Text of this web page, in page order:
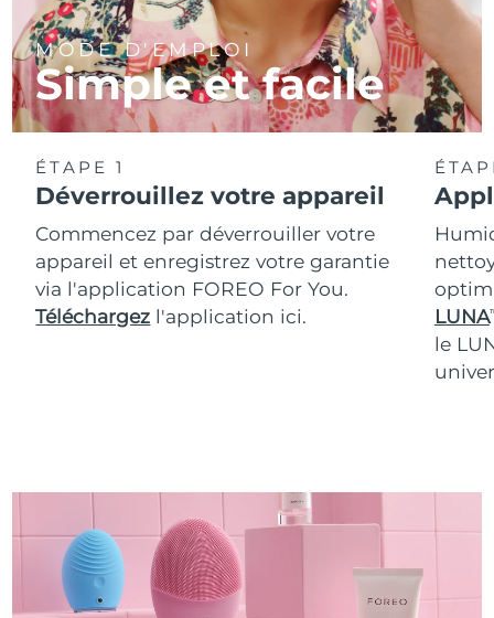
MODE D'EMPLOI
Simple et facile
ÉTAPE 1
Déverrouillez votre appareil
Commencez par déverrouiller votre
appareil et enregistrez votre garantie
via l'application FOREO For You.
Téléchargez l'application ici.
LUNA
le